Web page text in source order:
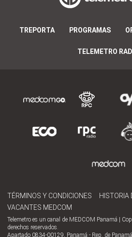
TREPORTA PROGRAMAS
TELEMETRO
TÉRMINOS Y CONDICIONES
HISTORIA
VACANTES MEDCOM
Telemetro es un canal de MEDCOM Panamá |
derechos reservados.
Apartado 0834-00129, Panamá - Rep. de